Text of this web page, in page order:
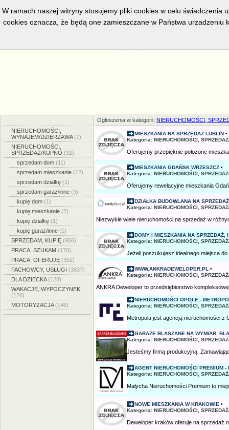
w bieżacej chwili posiadamy 5555aktywnych ogłoszeń, serwis
Strona główna Dodaj ogłoszenie
NIERUCHOMOŚCI,
WYNAJEM/DZIERŻAWA(7)
NIERUCHOMOŚCI,
SPRZEDAŻ/KUPNO (32)
sprzedam dom (11)
sprzedam mieszkanie (12)
sprzedam działkę (1)
sprzedam garaż/inne (3)
kupię dom (1)
kupię mieszkanie (2)
kupię działkę (1)
kupię garaż/inne (1)
SPRZEDAM, KUPIĘ (956)
PRACA, SZUKAM (170)
PRACA, OFERUJĘ (352)
FACHOWCY, USŁUGI (3637)
DLA DZIECKA(128)
WAKACJE, WYPOCZYNEK
(126)
MOTORYZACJA(146)
Ogłoszenia w kategorii: NIERUCHOMOŚCI,
MIESZKANIA NA SPRZEDAŻ LUBLIN •
Kategoria: NIERUCHOMOŚCI,
Oferujemy przepięknie położone
MIESZKANIA GDAŃSK WRZESZCZ •
Kategoria: NIERUCHOMOŚCI,
Oferujemy rewelacyjne mieszkania
DZIAŁKA BUDOWLANA NA
Kategoria: NIERUCHOMOŚCI,
Niezwykle wiele nieruchomości na sprzedaż w
DOMY I MIESZKANIA NA SPRZEDAŻ,
Kategoria: NIERUCHOMOŚCI,
Jeżeli poszukujesz idealnego miejsca
WWW.ANKRADEWELOPER.PL •
Kategoria: NIERUCHOMOŚCI,
ANKRA Deweloper to przedsiębiorstwo
NIERUCHOMOŚCI OPOLE -
Kategoria: NIERUCHOMOŚCI,
Metropola jest agencją nieruchomości z
GARAŻE BLASZANE NA WYMIAR,
Kategoria: NIERUCHOMOŚCI,
Jesteśmy firmą produkcyjną.
AGENT NIERUCHOMOŚCI PREMIUM -
Kategoria: NIERUCHOMOŚCI,
Małycha Nieruchomości Premium to
NOWE MIESZKANIA W KRAKOWIE •
Kategoria: NIERUCHOMOŚCI,
Deweloper kraków oferuje na sprzedaż
W ramach naszej witryny stosujemy pliki cookies w celu świadczenia
cookies oznacza, że będą one zamieszczane w Państwa